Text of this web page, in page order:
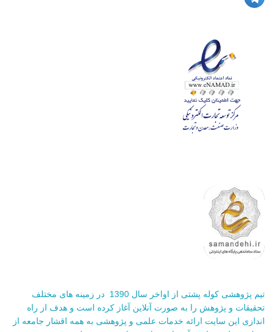
تیم پژوهشی کوله پشتی از اواخر سال 1390 در زمینه های مختلف
تحقیقات و پژوهش را به صورت آنلاین آغاز کرده است و هدف از راه
اندازی این سایت ارائه خدمات علمی و پژوهشی به همه اقشار جامعه از